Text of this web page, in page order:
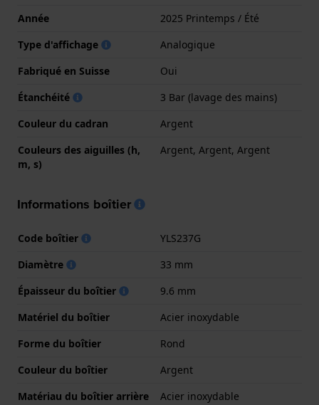
Année
2025 Printemps / Été
Type d'affichage
Analogique
Fabriqué en Suisse
Oui
Étanchéité
3 Bar (lavage des mains)
Couleur du cadran
Argent
Couleurs des aiguilles (h,
m, s)
Argent, Argent, Argent
Informations boîtier
Code boîtier
YLS237G
Diamètre
33 mm
Épaisseur du boîtier
9.6 mm
Matériel du boîtier
Acier inoxydable
Forme du boîtier
Rond
Couleur du boîtier
Argent
Matériau du boîtier arrière
Acier inoxydable